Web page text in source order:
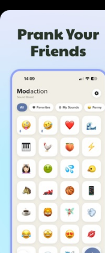
音效板集合100多种
键播放: 点击表情即
* 定期新增音效包 * 适
么选择
Instagram和
MODACTION PRO
阅。 使用条款: https://click2.app/modaction-terms-of-
use 隐私政策:
policy